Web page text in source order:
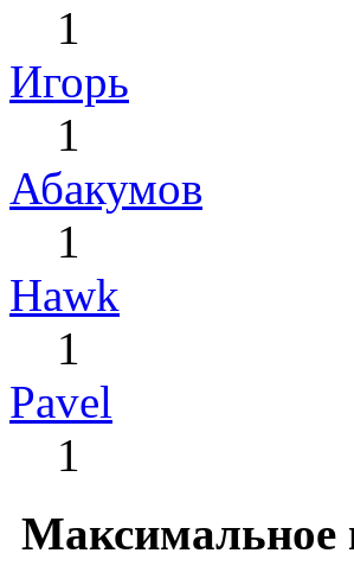
1
Игорь
1
Абакумов
1
Hawk
1
Pavel
1
Максимальное